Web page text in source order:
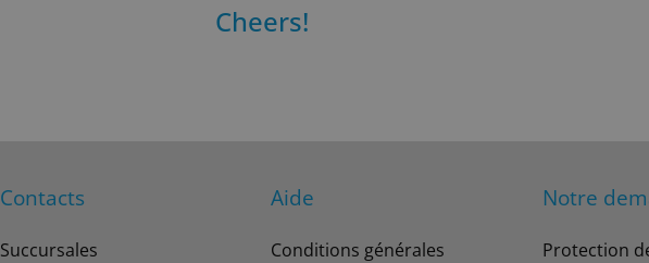
Cheers!
Contacts
Succursales
Aide
Conditions générales
Notre
Protection